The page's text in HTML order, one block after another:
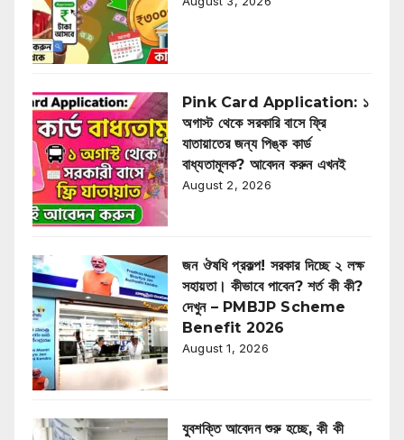
Pink Card Application: ১
অগাস্ট থেকে সরকারি বাসে ফ্রি
যাতায়াতের জন্য পিঙ্ক কার্ড
বাধ্যতামূলক? আবেদন করুন এখনই
August 2, 2026
জন ঔষধি প্রকল্প! সরকার দিচ্ছে ২ লক্ষ
সহায়তা। কীভাবে পাবেন? শর্ত কী কী?
দেখুন – PMBJP Scheme
Benefit 2026
August 1, 2026
যুবশক্তি আবেদন শুরু হচ্ছে, কী কী